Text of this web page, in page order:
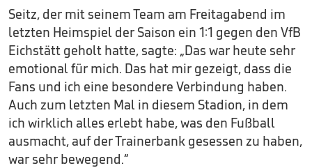
Seitz, der mit seinem Team am Freitagabend im
letzten Heimspiel der Saison ein 1:1 gegen den VfB
Eichstätt geholt hatte, sagte: „Das war heute sehr
emotional für mich. Das hat mir gezeigt, dass die
Fans und ich eine besondere Verbindung haben.
Auch zum letzten Mal in diesem Stadion, in dem
ich wirklich alles erlebt habe, was den Fußball
ausmacht, auf der Trainerbank gesessen zu haben,
war sehr bewegend.“